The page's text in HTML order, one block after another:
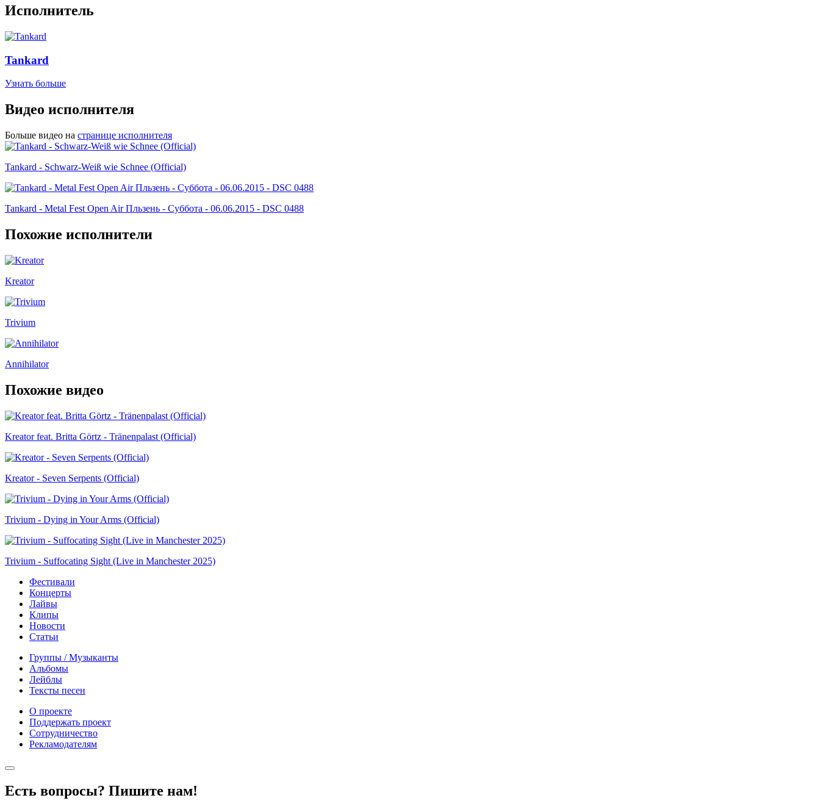
Исполнитель
Tankard
Узнать больше
Видео исполнителя
Больше видео на странице исполнителя
Tankard - Schwarz-Weiß wie Schnee (Official)
Tankard - Metal Fest Open Air Пльзень - Суббота - 06.06.2015 - DSC 0488
Похожие исполнители
Kreator
Trivium
Annihilator
Похожие видео
Kreator feat. Britta Görtz - Tränenpalast (Official)
Kreator - Seven Serpents (Official)
Trivium - Dying in Your Arms (Official)
Trivium - Suffocating Sight (Live in Manchester 2025)
Фестивали
Концерты
Лайвы
Клипы
Новости
Статьи
Группы / Музыканты
Альбомы
Лейблы
Тексты песен
О проекте
Поддержать проект
Сотрудничество
Рекламодателям
Есть вопросы? Пишите нам!